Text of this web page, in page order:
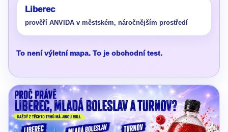
Liberec
prověří ANVIDA v městském, náročnějším prostředí
To není výletní mapa. To je obchodní test.